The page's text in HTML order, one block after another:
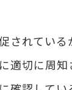
されている
適切に周知